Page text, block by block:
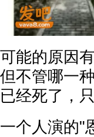
可能的原因
但不管哪一
已经死了，
一个人演的"